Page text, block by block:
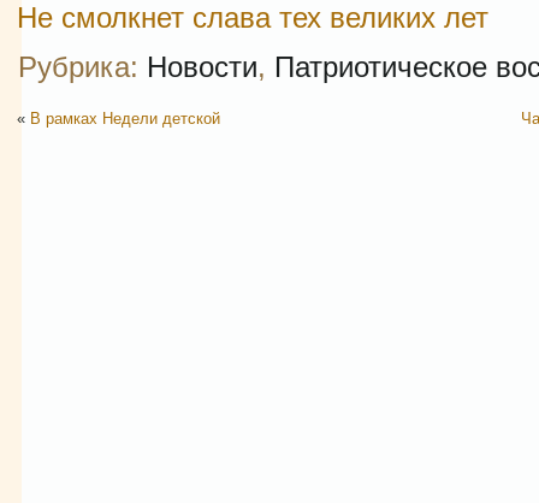
Не смолкнет слава тех великих лет
Рубрика: Новости, Патриотическое
« В рамках Недели детской